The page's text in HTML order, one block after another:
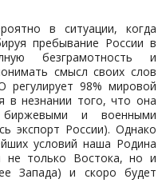
в ситуации, когда
пребывание России в
безграмотность и
смысл своих слов
98% мировой
в незнании того, что она
и военными
экспорт России). Однако
условий наша Родина
не только Востока, но и
Запада) и скоро будет